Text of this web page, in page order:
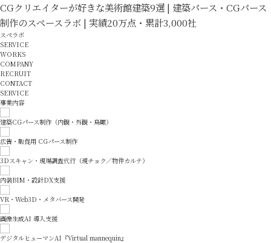
CGクリエイターが好きな美術館建築9選 | 建築パース・CGパース
制作のスペースラボ | 実績20万点・累計3,000社
スペラボ
SERVICE
WORKS
COMPANY
RECRUIT
CONTACT
SERVICE
事業内容
建築CGパース制作（内観・外観・鳥瞰）
広告・販促用 CGパース制作
3Dスキャン・現場調査代行（現チョク／物件カルテ）
内装BIM・設計DX支援
VR・Web3D・メタバース開発
画像生成AI 導入支援
デジタルヒューマンAI『Virtual mannequin』